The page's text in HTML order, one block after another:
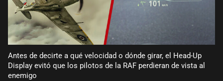
Antes de decirte a qué velocidad o dónde girar, el Head-Up
Display evitó que los pilotos de la RAF perdieran de vista al
enemigo